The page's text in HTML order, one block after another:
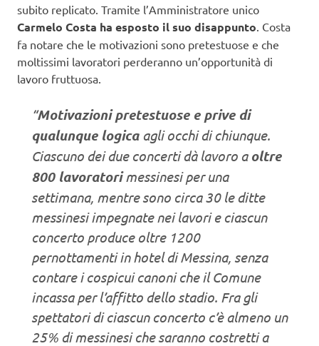
subito replicato. Tramite l’Amministratore unico
Carmelo Costa ha esposto il suo disappunto . Costa
fa notare che le motivazioni sono pretestuose e che
moltissimi lavoratori perderanno un’opportunità di
lavoro fruttuosa.
“Motivazioni pretestuose e prive di
qualunque logica agli occhi di chiunque.
Ciascuno dei due concerti dà lavoro a oltre
800 lavoratorimessinesi per una
settimana, mentre sono circa 30 le ditte
messinesi impegnate nei lavori e ciascun
concerto produce oltre 1200
pernottamenti in hotel di Messina, senza
contare i cospicui canoni che il Comune
incassa per l’affitto dello stadio. Fra gli
spettatori di ciascun concerto c’è almeno un
25% di messinesi che saranno costretti a